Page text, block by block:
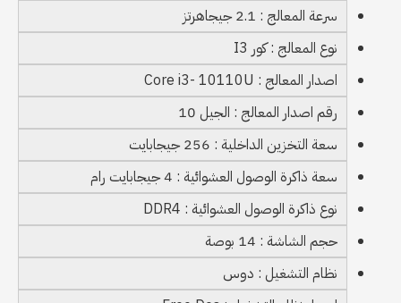
سرعة المعالج : 2.1 جيجاهرتز
نوع المعالج : كور I3
اصدار المعالج : Core i3- 10110U
رقم اصدار المعالج : الجيل 10
سعة التخزين الداخلية : 256 جيجابايت
سعة ذاكرة الوصول العشوائية : 4 جيجابايت رام
نوع ذاكرة الوصول العشوائية : DDR4
حجم الشاشة : 14 بوصة
نظام التشغيل : دوس